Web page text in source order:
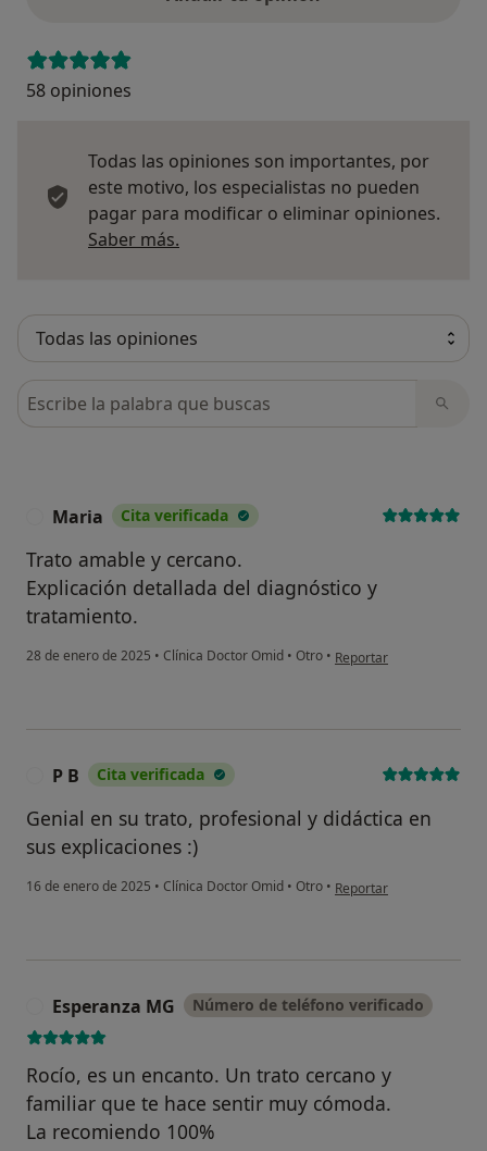
58 opiniones
Todas las opiniones son importantes, por
este motivo, los especialistas no pueden
pagar para modificar o eliminar opiniones.
Saber más.
Busca en opiniones
Maria Cita verificada
Trato amable y cercano.
Explicación detallada del diagnóstico y
tratamiento.
28 de enero de 2025 • Clínica Doctor Omid • Otro • en opinión del usuario
Reportar
P B Cita verificada
Genial en su trato, profesional y didáctica en
sus explicaciones :)
16 de enero de 2025 • Clínica Doctor Omid • Otro • en opinión del usuario P
Reportar
Esperanza MG Número de teléfono verificado
Rocío, es un encanto. Un trato cercano y
familiar que te hace sentir muy cómoda.
La recomiendo 100%